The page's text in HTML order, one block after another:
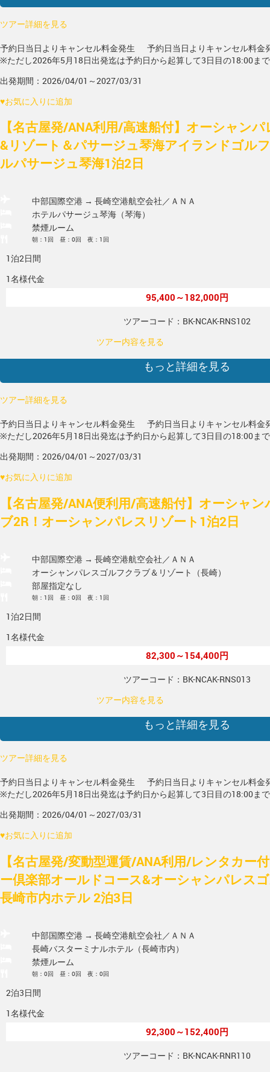
ツアー詳細を見る
予約日当日よりキャンセル料金発生
予約日当日よりキャンセル料金
※ただし2026年5月18日出発迄は予約日から起算して3日目の18:00ま
出発期間：2026/04/01～2027/03/31
♥お気に入りに追加
【名古屋発/ANA利用/高速船付】オーシャン
&リゾート＆パサージュ琴海アイランドゴル
ルパサージュ琴海1泊2日
中部国際空港 → 長崎空港航空会社／ＡＮＡ
ホテルパサージュ琴海（琴海）
禁煙ルーム
朝：1回 昼：0回 夜：1回
1泊2日間
1名様代金
95,400～182,000円
ツアーコード：BK-NCAK-RNS102
ツアー内容を見る
もっと詳細を見る
ツアー詳細を見る
予約日当日よりキャンセル料金発生
予約日当日よりキャンセル料金
※ただし2026年5月18日出発迄は予約日から起算して3日目の18:00ま
出発期間：2026/04/01～2027/03/31
♥お気に入りに追加
【名古屋発/ANA便利用/高速船付】オーシャ
ブ2R！オーシャンパレスリゾート1泊2日
中部国際空港 → 長崎空港航空会社／ＡＮＡ
オーシャンパレスゴルフクラブ＆リゾート（長崎）
部屋指定なし
朝：1回 昼：0回 夜：1回
1泊2日間
1名様代金
82,300～154,400円
ツアーコード：BK-NCAK-RNS013
ツアー内容を見る
もっと詳細を見る
ツアー詳細を見る
予約日当日よりキャンセル料金発生
予約日当日よりキャンセル料金
※ただし2026年5月18日出発迄は予約日から起算して3日目の18:00ま
出発期間：2026/04/01～2027/03/31
♥お気に入りに追加
【名古屋発/変動型運賃/ANA利用/レンタカー
ー倶楽部オールドコース&オーシャンパレス
長崎市内ホテル 2泊3日
中部国際空港 → 長崎空港航空会社／ＡＮＡ
長崎バスターミナルホテル（長崎市内）
禁煙ルーム
朝：0回 昼：0回 夜：0回
2泊3日間
1名様代金
92,300～152,400円
ツアーコード：BK-NCAK-RNR110